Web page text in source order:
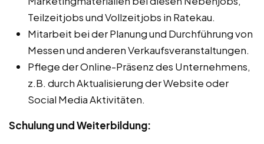
Teilzeitjobs und Vollzeitjobs in Ratekau.
Mitarbeit bei der Planung und Durchführung von
Messen und anderen Verkaufsveranstaltungen.
Pflege der Online-Präsenz des Unternehmens,
z.B. durch Aktualisierung der Website oder
Social Media Aktivitäten.
Schulung und Weiterbildung: